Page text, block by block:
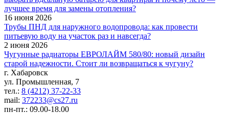
лучшее время для замены отопления?
16 июня 2026
Трубы ПНД для наружного водопровода: как провести
питьевую воду на участок раз и навсегда?
2 июня 2026
Чугунные радиаторы ЕВРОЛАЙМ 580/80: новый дизайн
старой надежности. Стоит ли возвращаться к чугуну?
г. Хабаровск
ул. Промышленная, 7
тел.: 8 (4212) 37-22-33
mail: 372233@cs27.ru
пн-пт.: 09.00-18.00